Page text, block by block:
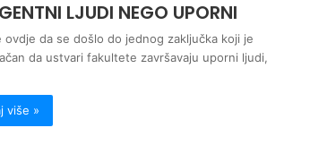
LJUDI NEGO UPORNI
ovdje da se došlo do jednog zaključka koji je
da ustvari fakultete završavaju uporni ljudi,
više »